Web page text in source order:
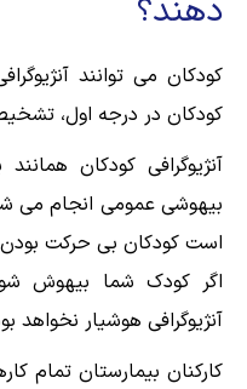
دهند؟
کودکان می توانند
کودکان در درجه اول،
آنژیوگرافی کودکان
بیهوشی عمومی انجام می
است کودکان بی حرکت
اگر کودک شما بیهوش
آنژیوگرافی هوشیار نخواهد
کارکنان بیمارستان تمام